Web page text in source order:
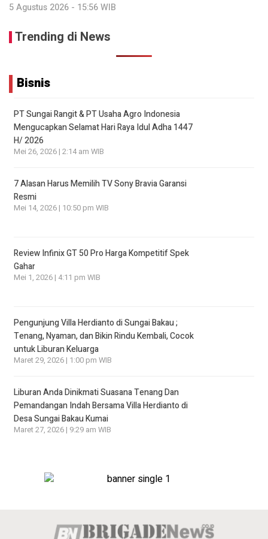
5 Agustus 2026 - 15:56 WIB
Trending di News
Bisnis
PT Sungai Rangit & PT Usaha Agro Indonesia
Mengucapkan Selamat Hari Raya Idul Adha 1447
H/ 2026
Mei 26, 2026 | 2:14 am WIB
7 Alasan Harus Memilih TV Sony Bravia Garansi
Resmi
Mei 14, 2026 | 10:50 pm WIB
Review Infinix GT 50 Pro Harga Kompetitif Spek
Gahar
Mei 1, 2026 | 4:11 pm WIB
Pengunjung Villa Herdianto di Sungai Bakau ;
Tenang, Nyaman, dan Bikin Rindu Kembali, Cocok
untuk Liburan Keluarga
Maret 29, 2026 | 1:00 pm WIB
Liburan Anda Dinikmati Suasana Tenang Dan
Pemandangan Indah Bersama Villa Herdianto di
Desa Sungai Bakau Kumai
Maret 27, 2026 | 9:29 am WIB